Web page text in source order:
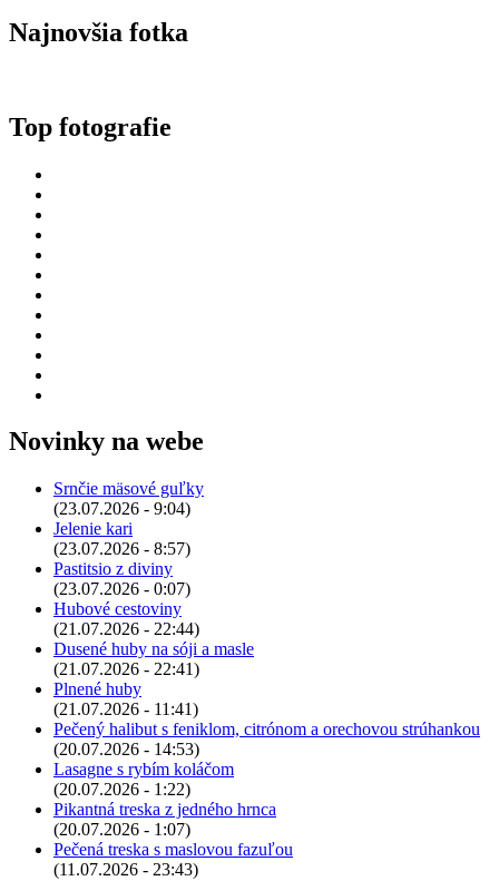
Najnovšia fotka
Top fotografie
Novinky na webe
Srnčie mäsové guľky
(23.07.2026 - 9:04)
Jelenie kari
(23.07.2026 - 8:57)
Pastitsio z diviny
(23.07.2026 - 0:07)
Hubové cestoviny
(21.07.2026 - 22:44)
Dusené huby na sóji a masle
(21.07.2026 - 22:41)
Plnené huby
(21.07.2026 - 11:41)
Pečený halibut s feniklom, citrónom a orechovou strúhankou
(20.07.2026 - 14:53)
Lasagne s rybím koláčom
(20.07.2026 - 1:22)
Pikantná treska z jedného hrnca
(20.07.2026 - 1:07)
Pečená treska s maslovou fazuľou
(11.07.2026 - 23:43)